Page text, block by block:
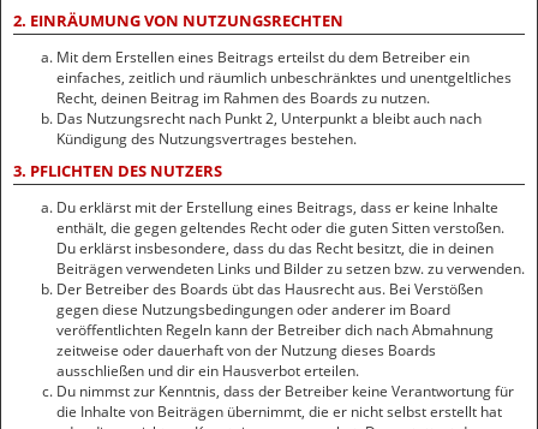
2. EINRÄUMUNG VON NUTZUNGSRECHTEN
Mit dem Erstellen eines Beitrags erteilst du dem Betreiber ein
einfaches, zeitlich und räumlich unbeschränktes und unentgeltliches
Recht, deinen Beitrag im Rahmen des Boards zu nutzen.
Das Nutzungsrecht nach Punkt 2, Unterpunkt a bleibt auch nach
Kündigung des Nutzungsvertrages bestehen.
3. PFLICHTEN DES NUTZERS
Du erklärst mit der Erstellung eines Beitrags, dass er keine Inhalte
enthält, die gegen geltendes Recht oder die guten Sitten verstoßen.
Du erklärst insbesondere, dass du das Recht besitzt, die in deinen
Beiträgen verwendeten Links und Bilder zu setzen bzw. zu verwenden.
Der Betreiber des Boards übt das Hausrecht aus. Bei Verstößen
gegen diese Nutzungsbedingungen oder anderer im Board
veröffentlichten Regeln kann der Betreiber dich nach Abmahnung
zeitweise oder dauerhaft von der Nutzung dieses Boards
ausschließen und dir ein Hausverbot erteilen.
Du nimmst zur Kenntnis, dass der Betreiber keine Verantwortung für
die Inhalte von Beiträgen übernimmt, die er nicht selbst erstellt hat